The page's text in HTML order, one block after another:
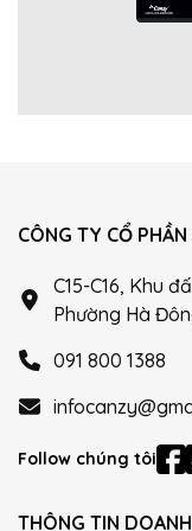
CÔNG TY CỔ
C15-C16, Khu
Phường Hà
091 800 1388
Follow chúng tôi
THÔNG TIN